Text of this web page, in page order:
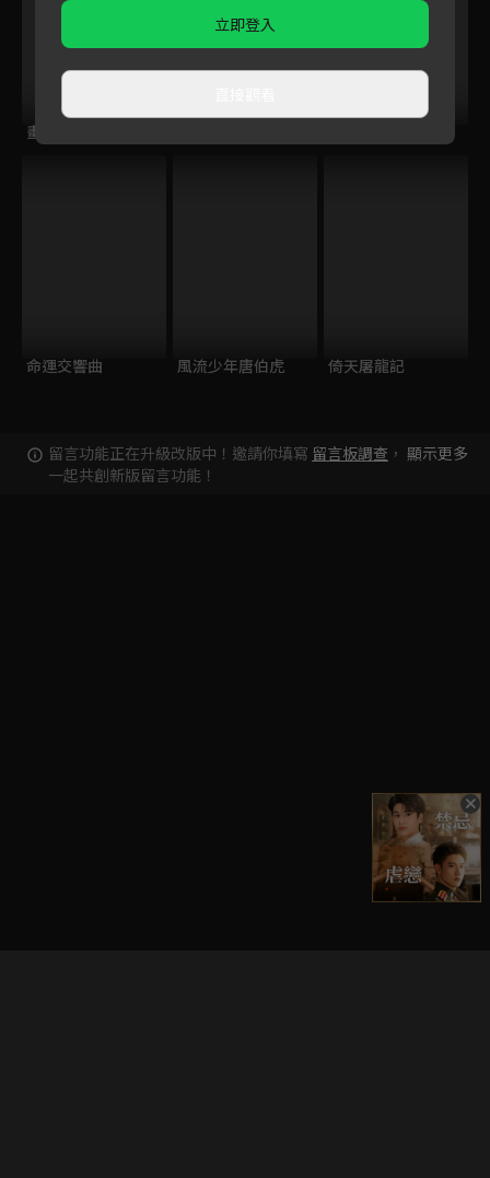
畫皮之真愛無悔
命運交響曲 風流少年唐伯虎 倚天屠龍記
留言功能正在升級改版中！邀請你填寫 留言板調查 ，
一起共創新版留言功能！
顯示更多
立即登入